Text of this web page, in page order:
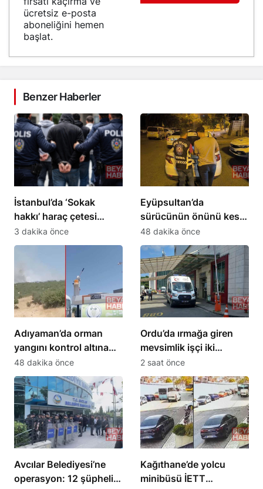
ücretsiz e-posta
aboneliğini hemen
başlat.
Benzer Haberler
İstanbul’da ‘Sokak
hakkı’ haraç çetesi
operasyonu: 24
tutuklama
3 dakika önce
Eyüpsultan’da
sürücünün önünü kesip
tehdit eden saldırgana
180 bin lira ceza
48 dakika önce
Adıyaman’da orman
yangını kontrol altına
alındı
48 dakika önce
Ordu’da ırmağa giren
mevsimlik işçi iki
kardeşten Ersin öldü
2 saat önce
Avcılar Belediyesi’ne
operasyon: 12 şüpheli
Kağıthane’de yolcu
minibüsü İETT